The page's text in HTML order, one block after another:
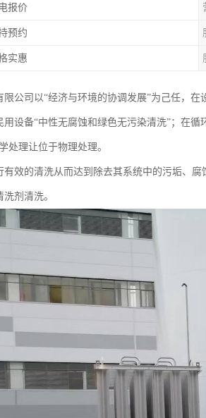
报价
预约
实惠
公司以“经济与环境的协调发展”为己任，
设备“中性无腐蚀和绿色无污染清洗”；在
处理让位于物理处理。
有效的清洗从而达到除去其系统中的污垢、
剂清洗。